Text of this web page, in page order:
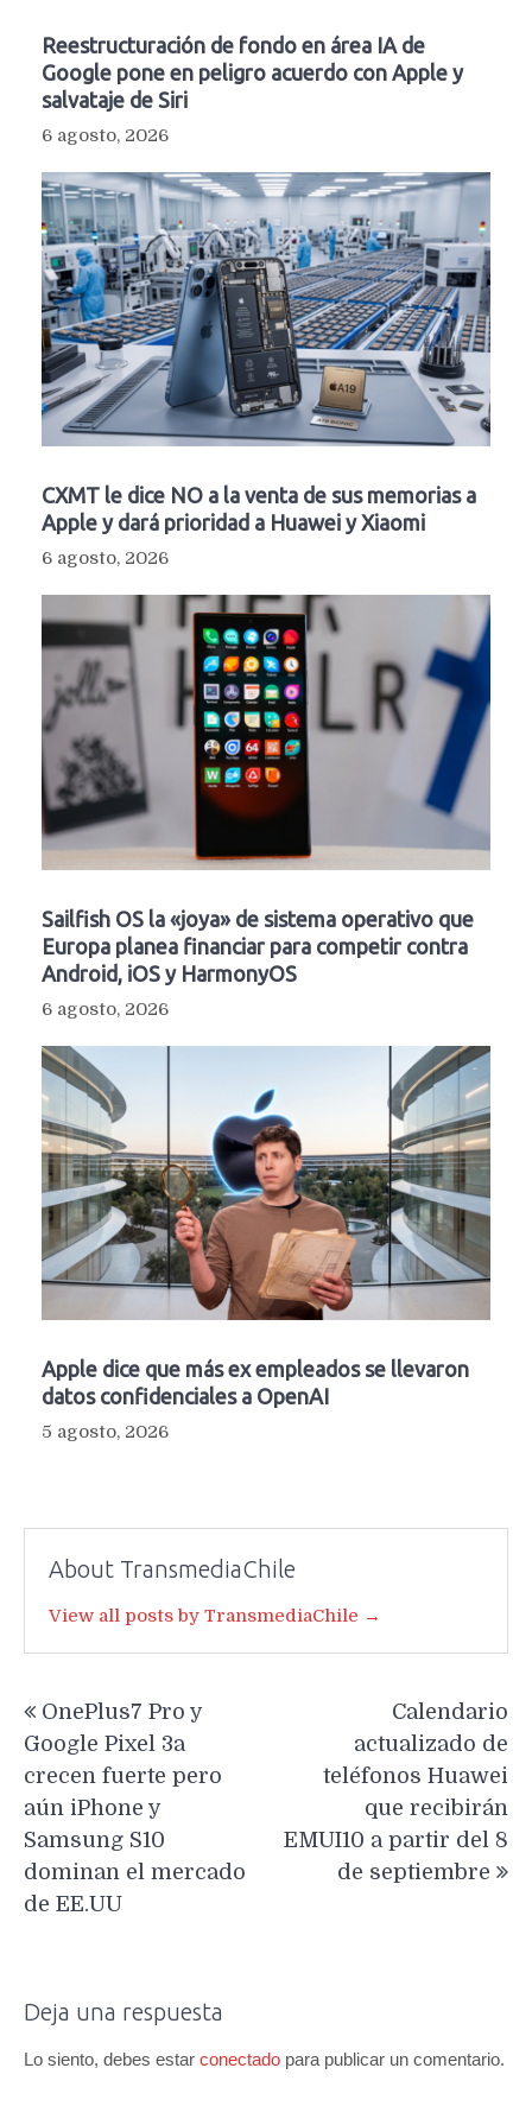
Reestructuración de fondo en área IA de
Google pone en peligro acuerdo con Apple y
salvataje de Siri
6 agosto, 2026
CXMT le dice NO a la venta de sus memorias a
Apple y dará prioridad a Huawei y Xiaomi
6 agosto, 2026
Sailfish OS la «joya» de sistema operativo que
Europa planea financiar para competir contra
Android, iOS y HarmonyOS
6 agosto, 2026
Apple dice que más ex empleados se llevaron
datos confidenciales a OpenAI
5 agosto, 2026
About TransmediaChile
View all posts by TransmediaChile →
de
entradas
OnePlus7 Pro y
Google Pixel 3a
crecen fuerte pero
aún iPhone y
Samsung S10
dominan el mercado
de EE.UU
Calendario
actualizado de
teléfonos Huawei
que recibirán
EMUI10 a partir del 8
de septiembre
Deja una respuesta
Lo siento, debes estar conectado para publicar un comentario.